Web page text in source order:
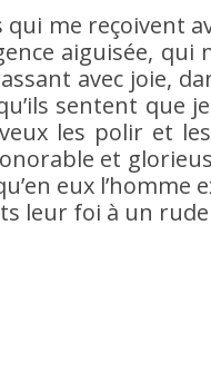
qui me reçoivent
aiguisée,
avec joie,
sentent que
les polir et les
et
eux
leur foi à un